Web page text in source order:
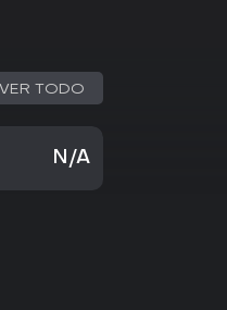
VER TODO
N/A